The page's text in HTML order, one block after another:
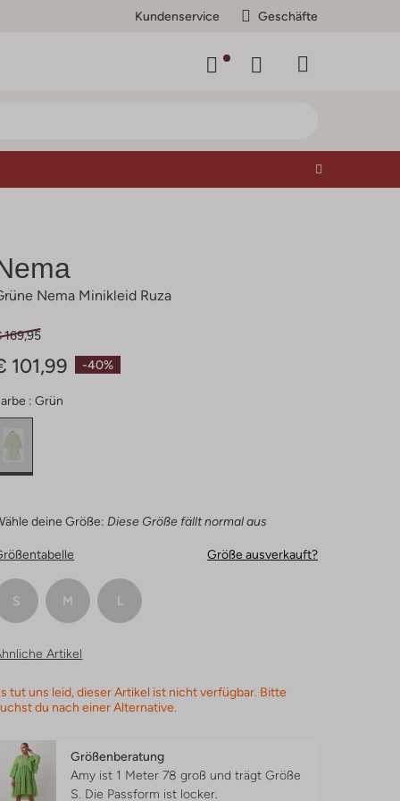
Kundenservice Geschäfte
Nema Minikleid Ruza
-40%
169,95
101,99
: Grün
deine Größe: Diese Größe fällt normal aus
Größe ausverkauft?
S M L
Artikel
tut uns leid, dieser Artikel ist nicht verfügbar. Bitte
du nach einer Alternative.
Größenberatung
Amy ist 1 Meter 78 groß und trägt Größe
S. Die Passform ist locker